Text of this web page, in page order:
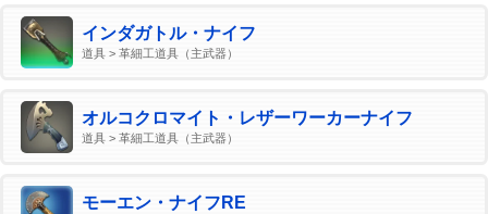
インダガトル・ナイフ
道具 > 革細工道具（主武器）
オルコクロマイト・レザーワーカーナイフ
道具 > 革細工道具（主武器）
モーエン・ナイフRE